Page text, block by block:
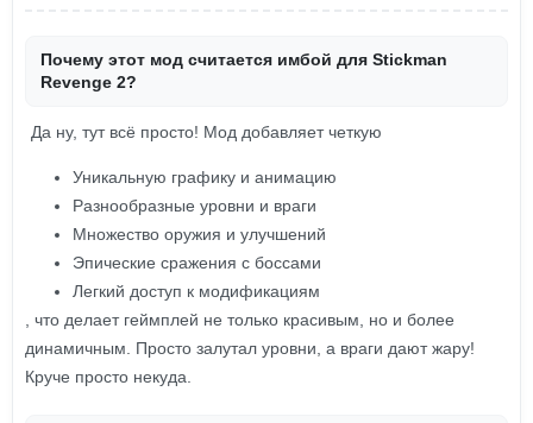
Почему этот мод считается имбой для Stickman
Revenge 2?
Да ну, тут всё просто! Мод добавляет четкую
Уникальную графику и анимацию
Разнообразные уровни и враги
Множество оружия и улучшений
Эпические сражения с боссами
Легкий доступ к модификациям
, что делает геймплей не только красивым, но и более
динамичным. Просто залутал уровни, а враги дают жару!
Круче просто некуда.